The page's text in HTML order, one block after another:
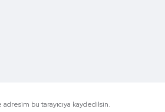
bu tarayıcıya kaydedilsin.